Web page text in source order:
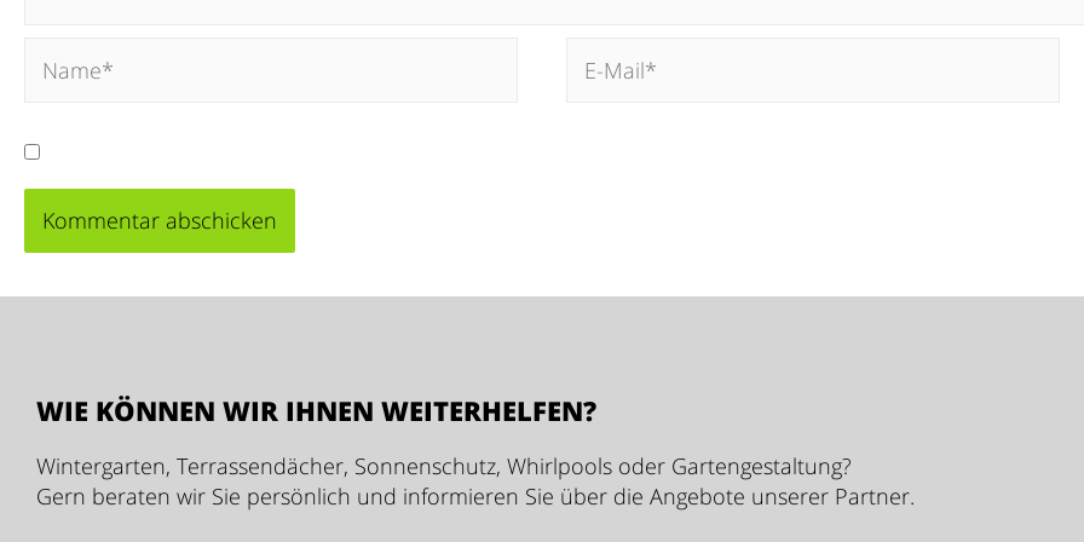
WIE KÖNNEN WIR IHNEN WEITERHELFEN?
Wintergarten, Terrassendächer, Sonnenschutz, Whirlpools oder Gartengestaltung?
Gern beraten wir Sie persönlich und informieren Sie über die Angebote unserer Partner.